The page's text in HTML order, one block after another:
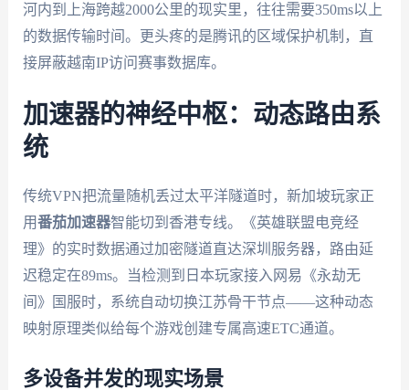
河内到上海跨越2000公里的现实里，往往需要350ms以上
的数据传输时间。更头疼的是腾讯的区域保护机制，直
接屏蔽越南IP访问赛事数据库。
加速器的神经中枢：动态路由系
统
传统VPN把流量随机丢过太平洋隧道时，新加坡玩家正
用番茄加速器智能切到香港专线。《英雄联盟电竞经
理》的实时数据通过加密隧道直达深圳服务器，路由延
迟稳定在89ms。当检测到日本玩家接入网易《永劫无
间》国服时，系统自动切换江苏骨干节点——这种动态
映射原理类似给每个游戏创建专属高速ETC通道。
多设备并发的现实场景